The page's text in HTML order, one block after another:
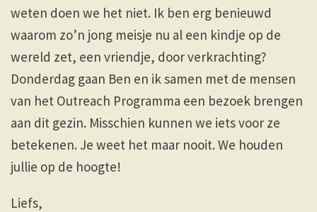
weten doen we het niet. Ik ben erg benieuwd
waarom zo’n jong meisje nu al een kindje op de
wereld zet, een vriendje, door verkrachting?
Donderdag gaan Ben en ik samen met de mensen
van het Outreach Programma een bezoek brengen
aan dit gezin. Misschien kunnen we iets voor ze
betekenen. Je weet het maar nooit. We houden
jullie op de hoogte!
Liefs,